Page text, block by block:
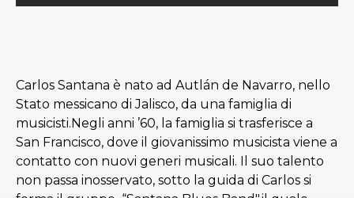
Carlos Santana è nato ad Autlán de Navarro, nello
Stato messicano di Jalisco, da una famiglia di
musicisti.Negli anni ’60, la famiglia si trasferisce a
San Francisco, dove il giovanissimo musicista viene a
contatto con nuovi generi musicali. Il suo talento
non passa inosservato, sotto la guida di Carlos si